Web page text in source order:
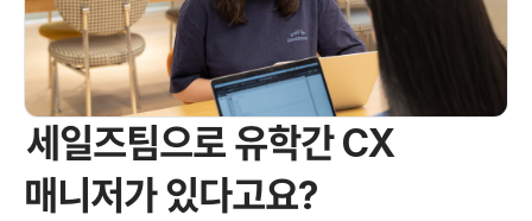
세일즈팀으로 유학간 CX
매니저가 있다고요?